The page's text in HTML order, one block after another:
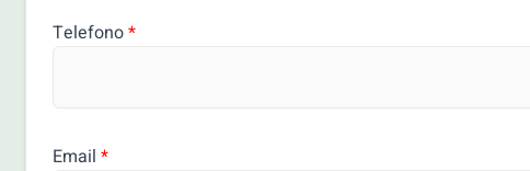
Telefono*
Email *